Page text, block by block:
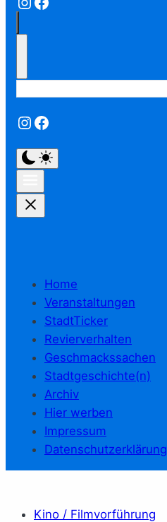
Instagram
Facebook
Home
Veranstaltungen
StadtTicker
Revierverhalten
Geschmackssachen
Stadtgeschichte(n)
Archiv
Hier werben
Impressum
Datenschutzerklärung
Kino / Filmvorführung